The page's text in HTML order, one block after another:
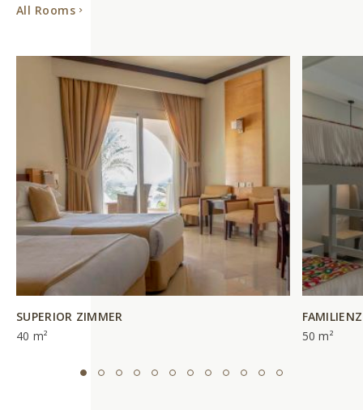
All Rooms
SUPERIOR ZIMMER
40 m²
50 m²